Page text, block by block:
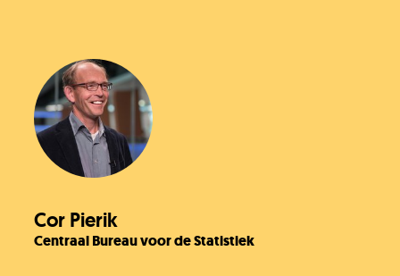
Cor Pierik
Centraal Bureau voor de Statistiek